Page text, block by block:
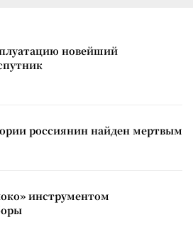
новейший
россиянин найден мертвым
инструментом